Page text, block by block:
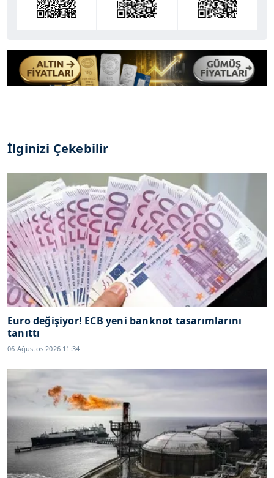
İlginizi Çekebilir
Euro değişiyor! ECB yeni banknot tasarımlarını
tanıttı
06 Ağustos 2026 11:34